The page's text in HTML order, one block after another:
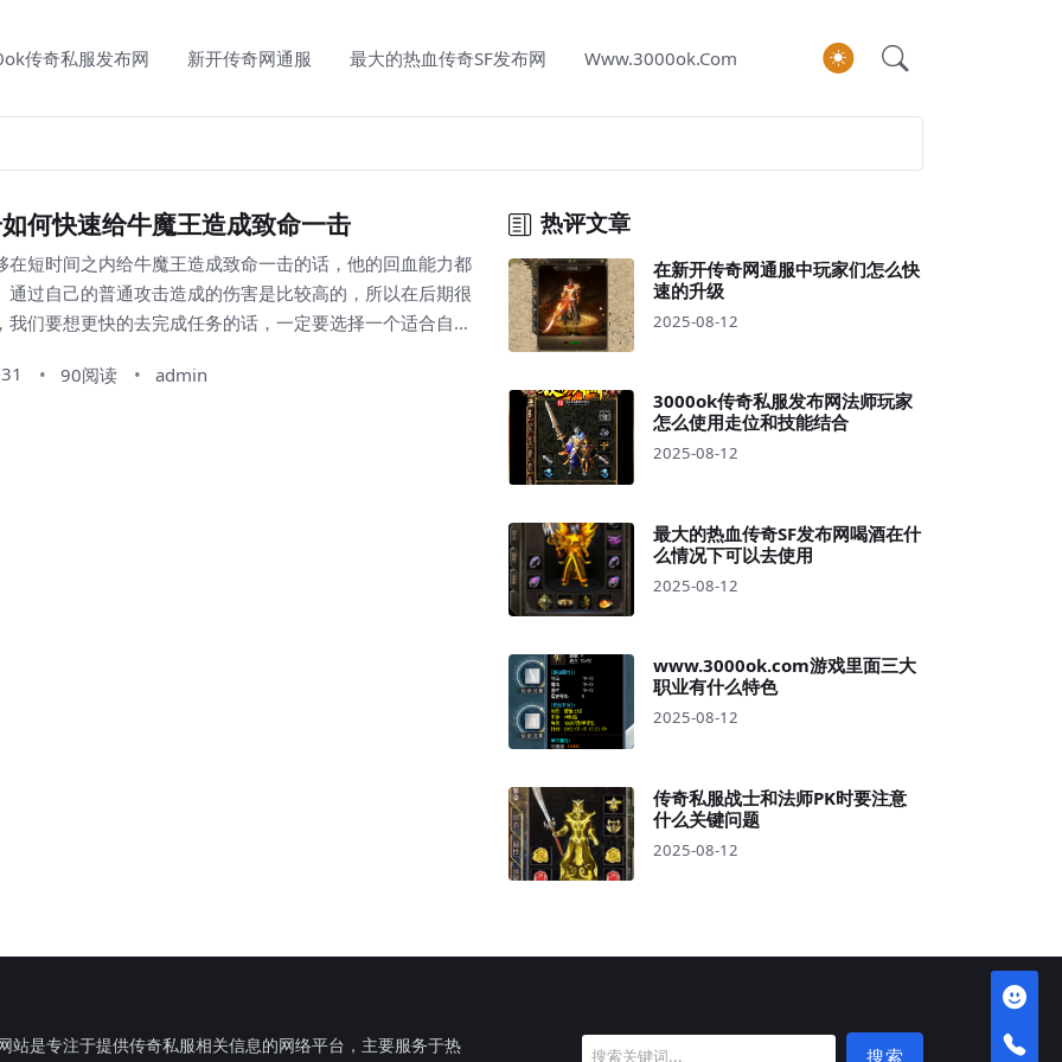
传奇私服发布网 新开传奇网通服 最大的热血传奇SF发布网 Www.3000ok.com
何快速给牛魔王造成致命一击
在短时间之内给牛魔王造成致命一击的话，他的回血能力都
通过自己的普通攻击造成的伤害是比较高的，所以在后期很
我们要想更快的去完成任务的话，一定要选择一个适合自己
中牛魔王他在短时间之内伤害是非常高的，而且它的护甲值
90阅读 admin
热评文章
在新开传奇网通服中玩家们怎么快
速的升级
2025-08-12
3000ok传奇私服发布网法师玩家
怎么使用走位和技能结合
2025-08-12
最大的热血传奇SF发布网喝酒在什
么情况下可以去使用
2025-08-12
www.3000ok.com游戏里面三大
职业有什么特色
2025-08-12
传奇私服战士和法师PK时要注意
什么关键问题
2025-08-12
站是专注于提供传奇私服相关信息的网络平台，主要服务于热
搜索